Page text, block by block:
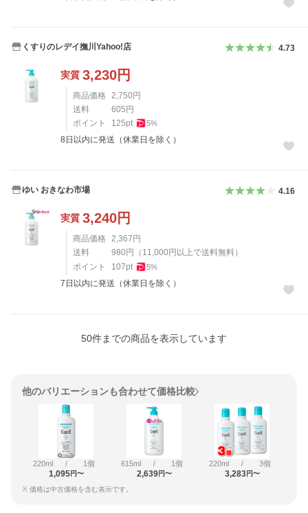
くすりのレデイ撫川Yahoo!店 4.73
実質 3,230円
商品価格 2,750円
送料
605円
ポイント
125pt 5%
8日以内に発送（休業日を除く）
ゆい おきなわ市場 4.16
実質 3,240円
商品価格 2,367円
送料
980円 （ 11,000円以上で送料無料）
ポイント
107pt 5%
7日以内に発送（休業日を除く）
50件までの商品を表示しています
他のバリエーションも合わせて価格比較
220ml / 1個
1,095円〜
615ml / 1個
2,639円〜
220ml / 3個
3,283円〜
※ 価格は中古価格を含む表示です。